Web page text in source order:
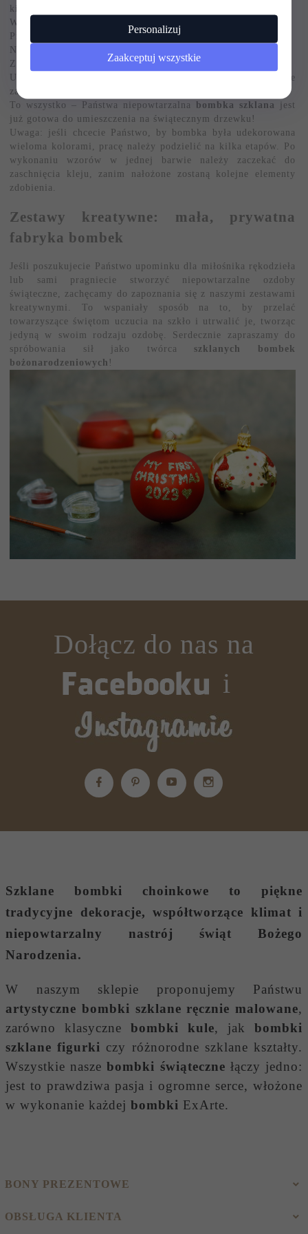
kilka chwil!
W tym celu polecamy:
Przygotować podkładkę w postaci kartki A4,
Namalować na bombce wzór klejem,
Zanim klej zaschnie, obsypać go wybranym brokatem,
Usunąć nadmiar brokatu i zaczekać, aż klej całkowicie
zaschnie.
To wszystko – Państwa niepowtarzalna bombka szklana
jest
już gotowa do umieszczenia na świątecznym drzewku!
Uwaga: jeśli chcecie Państwo, by bombka była udekorowana
wieloma kolorami, pracę należy podzielić na kilka etapów. Po
wykonaniu wzorów w jednej barwie należy zaczekać do
zaschnięcia kleju, zanim nałożone zostaną kolejne elementy
zdobienia.
Zestawy kreatywne: mała, prywatna
fabryka bombek
Jeśli poszukujecie Państwo upominku dla miłośnika rękodzieła
lub sami pragniecie stworzyć niepowtarzalne ozdoby
świąteczne, zachęcamy do zapoznania się z naszymi zestawami
kreatywnymi. To wspaniały sposób na to, by przelać
towarzyszące świętom uczucia na szkło i utrwalić je, tworząc
jedyną w swoim rodzaju ozdobę. Serdecznie zapraszamy do
spróbowania sił jako twórca szklanych bombek
bożonarodzeniowych !
Dołącz do nas na
i
Szklane bombki choinkowe to piękne
tradycyjne dekoracje, współtworzące klimat i
niepowtarzalny nastrój świąt Bożego
Narodzenia.
W naszym sklepie proponujemy Państwu
artystyczne bombki szklane ręcznie malowane,
zarówno klasyczne bombki kule, jak bombki
szklane figurki czy różnorodne szklane kształty.
Wszystkie naszebombki świąteczne łączy jedno:
jest to prawdziwa pasja i ogromne serce, włożone
w wykonanie każdej bombki ExArte.
BONY PREZENTOWE
OBSŁUGA KLIENTA
Personalizuj
Zaakceptuj wszystkie